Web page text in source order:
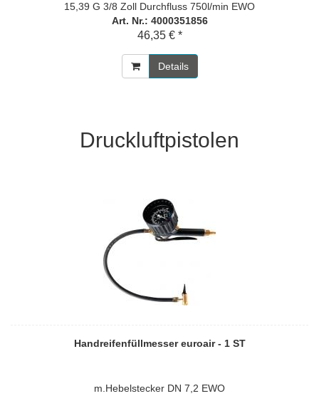
15,39 G 3/8 Zoll Durchfluss 750l/min EWO
Art. Nr.: 4000351856
46,35 € *
Details
Druckluftpistolen
Handreifenfüllmesser euroair - 1 ST
m.Hebelstecker DN 7,2 EWO